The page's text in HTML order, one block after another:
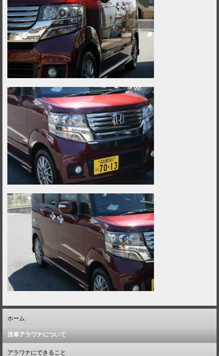
ホーム
洗車アラワナについて
アラワナにできること